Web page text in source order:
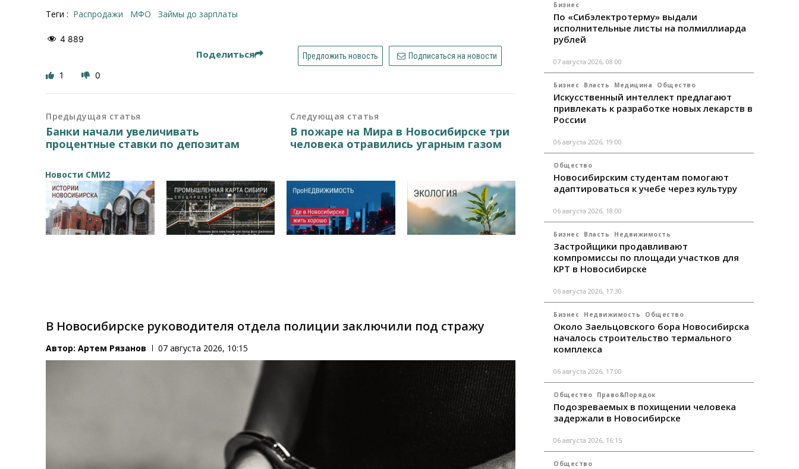
Теги : распродажи МФО займы до зарплаты
4 889
Поделиться Предложить новость Подписаться на новости
1 0
Предыдущая статья
Банки начали увеличивать
процентные ставки по депозитам
Следующая статья
В пожаре на Мира в Новосибирске три
человека отравились угарным газом
Новости СМИ2
В Новосибирске руководителя отдела полиции заключили под стражу
Автор:Артем Рязанов 07 августа 2026, 10:15
Бизнес
По «Сибэлектротерму» выдали
исполнительные листы на полмиллиарда
рублей
07 августа 2026, 08:00
Бизнес Власть Медицина Общество
Искусственный интеллект предлагают
привлекать к разработке новых лекарств в
России
06 августа 2026, 19:00
Общество
Новосибирским студентам помогают
адаптироваться к учебе через культуру
06 августа 2026, 18:00
Бизнес Власть Недвижимость
Застройщики продавливают
компромиссы по площади участков для
КРТ в Новосибирске
06 августа 2026, 17:30
Бизнес Недвижимость Общество
Около Заельцовского бора Новосибирска
началось строительство термального
комплекса
06 августа 2026, 17:00
Общество Право&Порядок
Подозреваемых в похищении человека
задержали в Новосибирске
06 августа 2026, 16:15
Общество